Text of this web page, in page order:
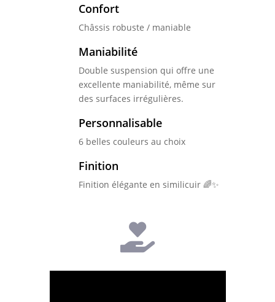
Confort
Châssis robuste / maniable
Maniabilité
Double suspension qui offre une
excellente maniabilité, même sur
des surfaces irrégulières.
Personnalisable
6 belles couleurs au choix
Finition
Finition élégante en similicuir 🌈✨
